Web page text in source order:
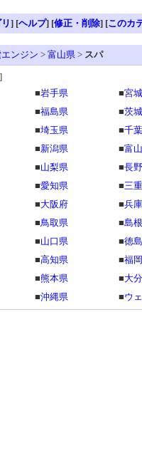
] [ヘルプ] [修正・削除] [このカ
ンジン > 富山県 > スパ
]
■岩手県 ■宮
■福島県 ■茨
■埼玉県 ■千
■新潟県 ■富
■山梨県 ■長
■愛知県 ■三
■大阪府 ■兵
■鳥取県 ■島
■山口県 ■徳
■高知県 ■福
■熊本県 ■大
■沖縄県 ■ウ